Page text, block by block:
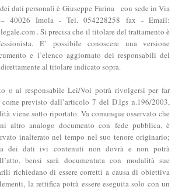
dati personali è Giuseppe Farina con sede in Via
40026 Imola - Tel. 054228258 fax - Email:
. Si precisa che il titolare del trattamento è
E’ possibile conoscere una versione
e l’elenco aggiornato dei responsabili del
al titolare indicato sopra.
o al responsabile Lei/Voi potrà rivolgersi per far
previsto dall’articolo 7 del D.lgs n.196/2003,
viene sotto riportato. Va comunque osservato che
altro analogo documento con fede pubblica, è
inalterato nel tempo nel suo tenore originario;
dei dati ivi contenuti non dovrà e non potrà
bensì sarà documentata con modalità sue
richiedano di essere corretti a causa di obiettiva
la rettifica potrà essere eseguita solo con un